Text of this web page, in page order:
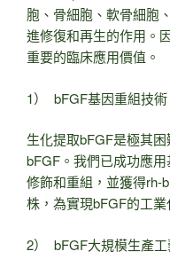
胞、骨細胞、軟骨細胞
進修復和再生的作用。
重要的臨床應用價值。
1） bFGF基因重組技術
生化提取bFGF是極其
bFGF。我們已成功應
修飾和重組，並獲得rh-
株，為實現bFGF的工業
2） bFGF大規模生產